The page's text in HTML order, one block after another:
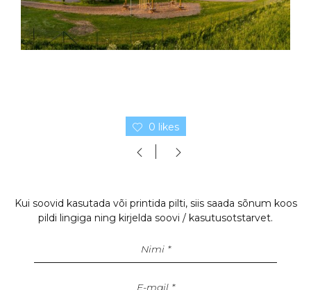
0 likes
Kui soovid kasutada või printida pilti, siis saada sõnum koos
pildi lingiga ning kirjelda soovi / kasutusotstarvet.